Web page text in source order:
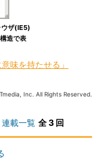
ウザ(IE5)
造で表
味を持たせる」
Inc. All Rights Reserved.
載一覧 全 3 回